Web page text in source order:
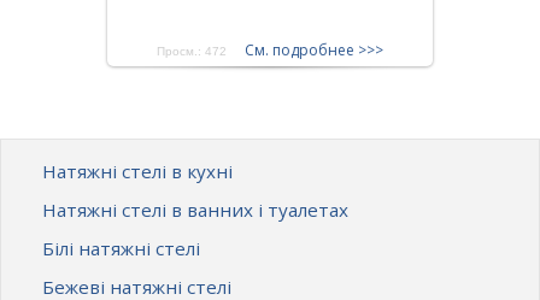
Просм.: 472 См. подробнее >>>
Натяжні стелі в кухні
Натяжні стелі в ванних і туалетах
Білі натяжні стелі
Бежеві натяжні стелі